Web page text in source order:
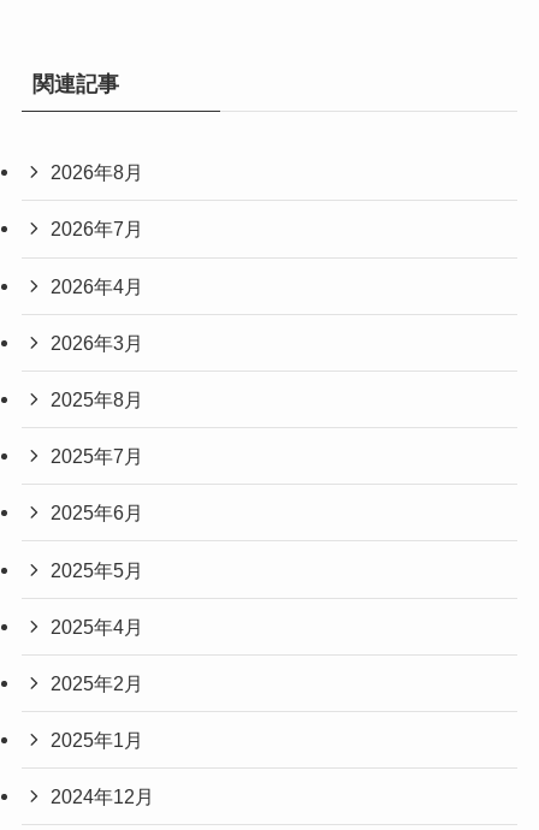
関連記事
2026年8月
2026年7月
2026年4月
2026年3月
2025年8月
2025年7月
2025年6月
2025年5月
2025年4月
2025年2月
2025年1月
2024年12月